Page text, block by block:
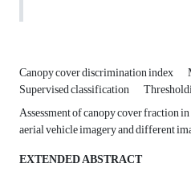
Canopy cover discrimination index
Supervised classification
Assessment of canopy cover fraction
aerial vehicle imagery and different
EXTENDED ABSTRACT